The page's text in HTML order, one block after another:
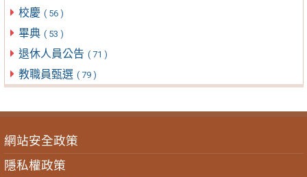
校慶 ( 56 )
畢典 ( 53 )
退休人員公告 ( 71 )
教職員甄選 ( 79 )
網站安全政策
隱私權政策